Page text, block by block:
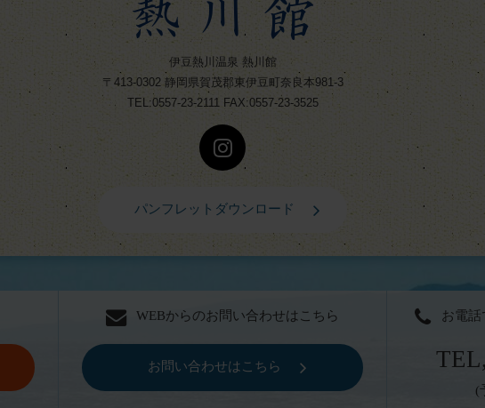
伊豆熱川温泉 熱川館
〒413-0302 静岡県賀茂郡東伊豆町奈良本981-3
TEL:0557-23-2111 FAX:0557-23-3525
パンフレットダウンロード
WEBからのお問い合わせはこちら
お問い合わせはこちら
お電話
TEL,
(